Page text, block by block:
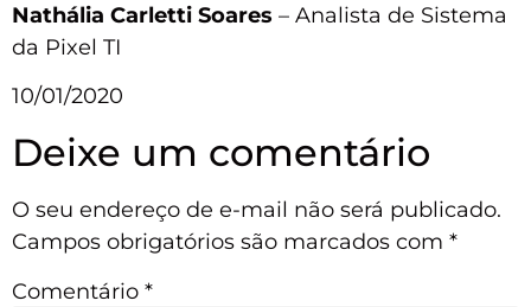
Nathália Carletti Soares – Analista de Sistema
da Pixel TI
10/01/2020
Deixe um comentário
O seu endereço de e-mail não será publicado.
Campos obrigatórios são marcados com *
Comentário *